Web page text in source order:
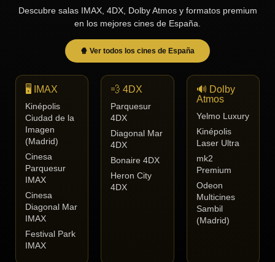
Tendencias
tráilers
Descubre salas IMAX, 4DX, Dolby Atmos y formatos premium
en los mejores cines de España.
🍿 Ver todos los cines de España
🖥️ IMAX
Kinépolis
Ciudad de la
Imagen
(Madrid)
Cinesa
Parquesur
IMAX
Cinesa
Diagonal Mar
IMAX
Festival Park
IMAX
💨 4DX
Parquesur
4DX
Diagonal Mar
4DX
Bonaire 4DX
Heron City
4DX
🔊 Dolby
Atmos
Yelmo Luxury
Kinépolis
Laser Ultra
mk2
Premium
Odeon
Multicines
Sambil
(Madrid)